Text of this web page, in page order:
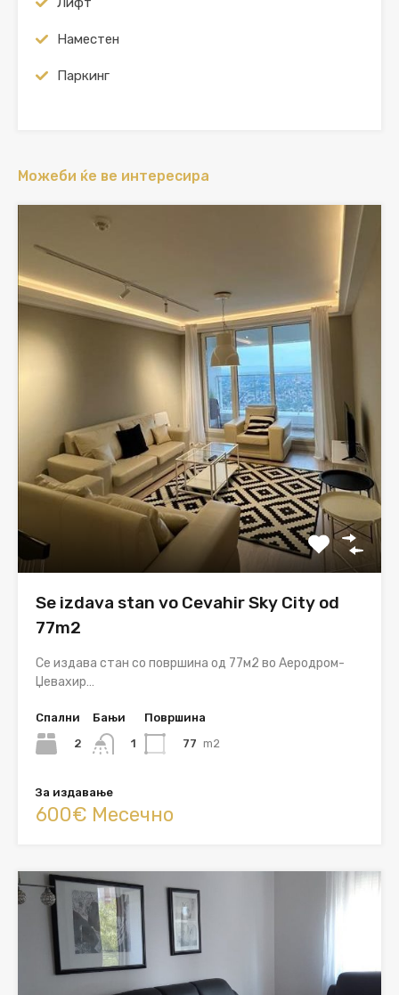
Наместен
Паркинг
Можеби ќе ве интересира
Se izdava stan vo Cevahir Sky City od
77m2
Се издава стан со површина од 77м2 во Аеродром-
Џевахир…
Спални
2
Бањи
1
Површина
77 m2
За издавање
600€ Месечно